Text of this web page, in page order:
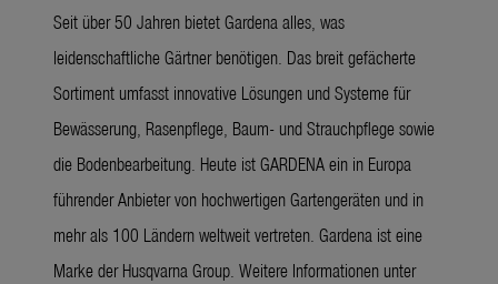
Seit über 50 Jahren bietet Gardena alles, was
leidenschaftliche Gärtner benötigen. Das breit gefächerte
Sortiment umfasst innovative Lösungen und Systeme für
Bewässerung, Rasenpflege, Baum- und Strauchpflege sowie
die Bodenbearbeitung. Heute ist GARDENA ein in Europa
führender Anbieter von hochwertigen Gartengeräten und in
mehr als 100 Ländern weltweit vertreten. Gardena ist eine
Marke der Husqvarna Group. Weitere Informationen unter